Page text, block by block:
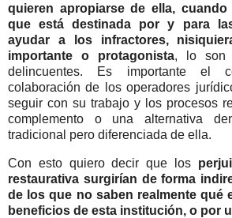
quieren apropiarse de ella,
que está destinada por y para
ayudar a los infractores,
importante o protagonista, lo son
delincuentes. Es importante el
colaboración de los operadores
seguir con su trabajo y los procesos
complemento o una alternativa
tradicional pero diferenciada de ella.
Con esto quiero decir que los
restaurativa surgirían de forma
de los que no saben realmente qué
beneficios de esta institución, o por